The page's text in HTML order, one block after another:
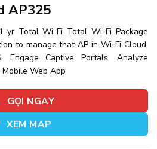
AP325
yr Total Wi-Fi Total Wi-Fi Package
to manage that AP in Wi-Fi Cloud,
Engage Captive Portals, Analyze
Web App
GỌI NGAY
XEM MAP